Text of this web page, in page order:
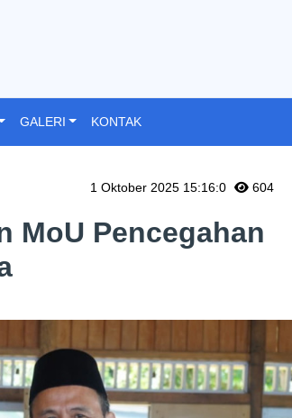
GALERI KONTAK
1 Oktober 2025 15:16:0 604
MoU Pencegahan